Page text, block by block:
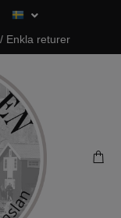
Enkla returer